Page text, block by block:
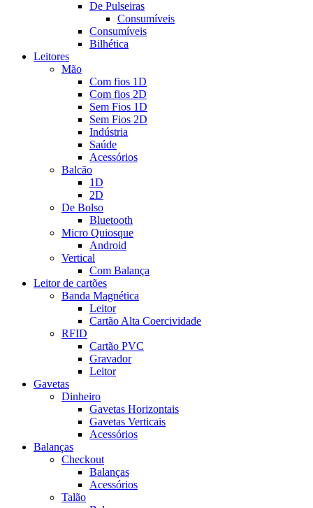
De Pulseiras
Consumíveis
Consumíveis
Bilhética
Leitores
Mão
Com fios 1D
Com fios 2D
Sem Fios 1D
Sem Fios 2D
Indústria
Saúde
Acessórios
Balcão
1D
2D
De Bolso
Bluetooth
Micro Quiosque
Android
Vertical
Com Balança
Leitor de cartões
Banda Magnética
Leitor
Cartão Alta Coercividade
RFID
Cartão PVC
Gravador
Leitor
Gavetas
Dinheiro
Gavetas Horizontais
Gavetas Verticais
Acessórios
Balanças
Checkout
Balanças
Acessórios
Talão